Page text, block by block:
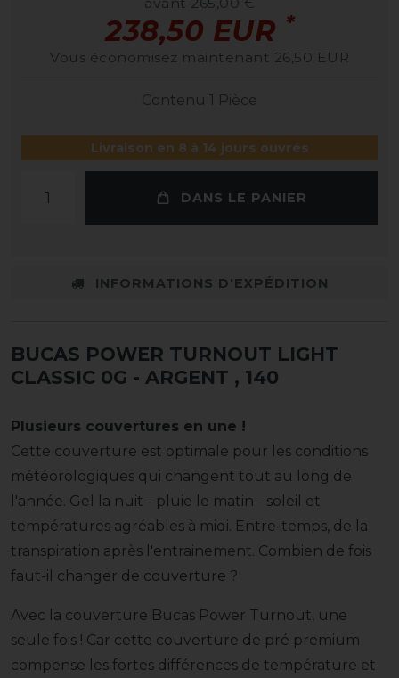
avant 265,00 €
238,50 EUR *
Vous économisez maintenant 26,50 EUR
Contenu 1 Pièce
Livraison en 8 à 14 jours ouvrés
DANS LE PANIER
INFORMATIONS D'EXPÉDITION
BUCAS POWER TURNOUT LIGHT
CLASSIC 0G - ARGENT , 140
Plusieurs couvertures en une !
Cette couverture est optimale pour les conditions
météorologiques qui changent tout au long de
l'année. Gel la nuit - pluie le matin - soleil et
températures agréables à midi. Entre-temps, de la
transpiration après l'entrainement. Combien de fois
faut-il changer de couverture ?
Avec la couverture Bucas Power Turnout, une
seule fois ! Car cette couverture de pré premium
compense les fortes différences de température et